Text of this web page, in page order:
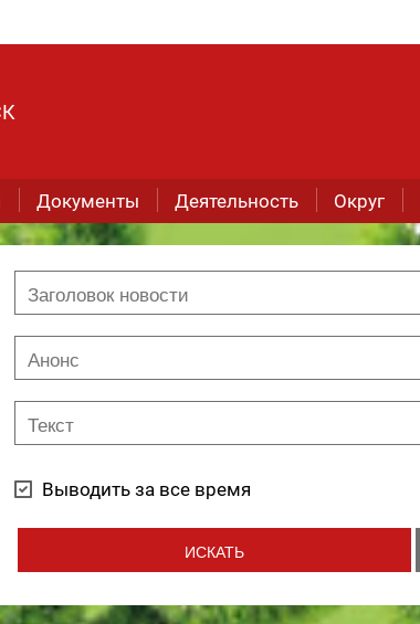
Документы Деятельность Округ
Выводить за все время